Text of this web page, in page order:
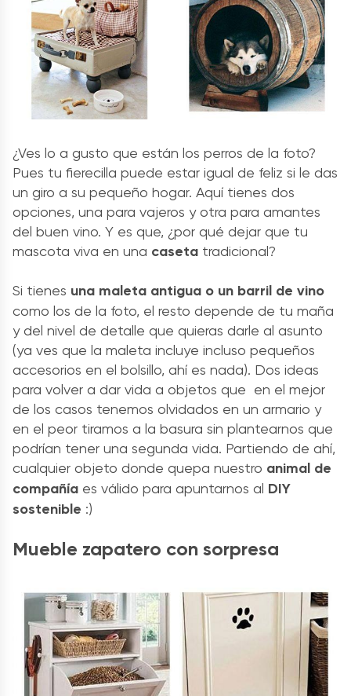
¿Ves lo a gusto que están los perros de la foto?
Pues tu fierecilla puede estar igual de feliz si le das
un giro a su pequeño hogar. Aquí tienes dos
opciones, una para vajeros y otra para amantes
del buen vino. Y es que, ¿por qué dejar que tu
mascota viva en una caseta tradicional?
Si tienes una maleta antigua o un barril de vino
como los de la foto, el resto depende de tu maña
y del nivel de detalle que quieras darle al asunto
(ya ves que la maleta incluye incluso pequeños
accesorios en el bolsillo, ahí es nada). Dos ideas
para volver a dar vida a objetos que en el mejor
de los casos tenemos olvidados en un armario y
en el peor tiramos a la basura sin plantearnos que
podrían tener una segunda vida. Partiendo de ahí,
cualquier objeto donde quepa nuestro animal de
compañía es válido para apuntarnos al DIY
sostenible :)
Mueble zapatero con sorpresa